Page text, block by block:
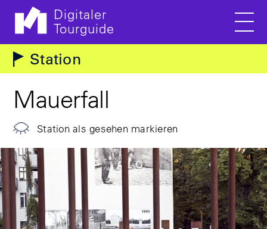
Direkt zum Inhalt
Digitaler
Tourguide
Station
Mauerfall
Station als gesehen markieren